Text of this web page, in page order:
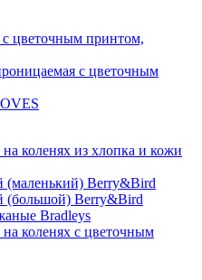
цветочным принтом,
с цветочным
коленях из хлопка и кожи
(маленький) Berry&Bird
(большой) Berry&Bird
Bradleys
коленях с цветочным